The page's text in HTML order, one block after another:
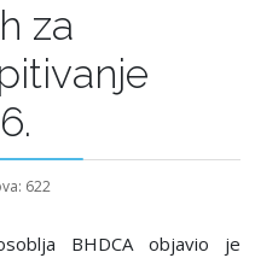
za
622
BHDCA objavio je